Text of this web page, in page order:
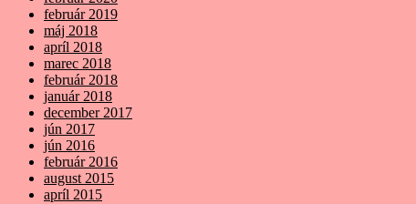
február 2019
máj 2018
apríl 2018
marec 2018
február 2018
január 2018
december 2017
jún 2017
jún 2016
február 2016
august 2015
apríl 2015